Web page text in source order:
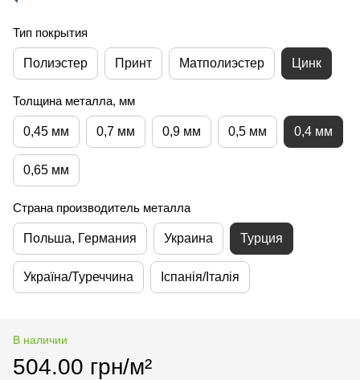
Тип покрытия
Полиэстер Принт Матполиэстер Цинк
Толщина металла, мм
0,45 мм 0,7 мм 0,9 мм 0,5 мм 0,4 мм
0,65 мм
Страна производитель металла
Польша, Германия Украина Турция
Україна/Туреччина Іспанія/Італія
В наличии
504.00 грн/м²